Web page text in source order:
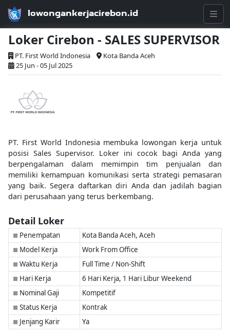
lowongankerjacirebon.id
Loker Cirebon - SALES SUPERVISOR
PT. First World Indonesia
Kota Banda Aceh
25 Jun - 05 Jul 2025
PT. First World Indonesia membuka lowongan kerja untuk
posisi Sales Supervisor. Loker ini cocok bagi Anda yang
berpengalaman dalam memimpin tim penjualan dan
memiliki kemampuan komunikasi serta strategi pemasaran
yang baik. Segera daftarkan diri Anda dan jadilah bagian
dari perusahaan yang terus berkembang.
Detail Loker
■ Penempatan Kota Banda Aceh, Aceh
■ Model Kerja Work From Office
■ Waktu Kerja Full Time / Non-Shift
■ Hari Kerja 6 Hari Kerja, 1 Hari Libur Weekend
■ Nominal Gaji Kompetitif
■ Status Kerja Kontrak
■ Jenjang Karir Ya